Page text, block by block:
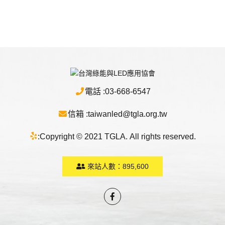
電話 :03-668-6547
信箱 :taiwanled@tgla.org.tw
:Copyright © 2021 TGLA. All rights reserved.
來站人數： 895,600